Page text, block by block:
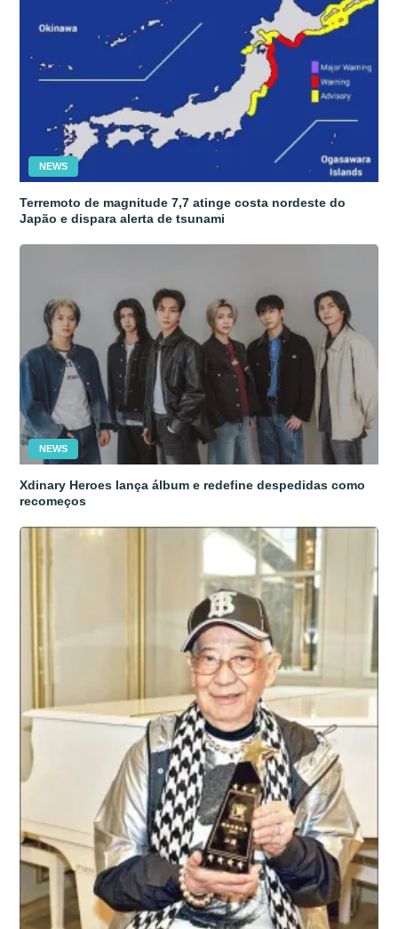
NEWS
Terremoto de magnitude 7,7 atinge costa nordeste do
Japão e dispara alerta de tsunami
NEWS
Xdinary Heroes lança álbum e redefine despedidas como
recomeços